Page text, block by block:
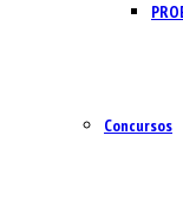
Concursos